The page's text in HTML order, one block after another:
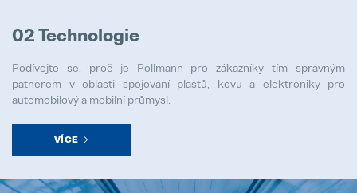
02 Technologie
Podívejte se, proč je Pollmann pro zákazníky tím správným
patnerem v oblasti spojování plastů, kovu a elektroniky pro
automobilový a mobilní průmysl.
VÍCE